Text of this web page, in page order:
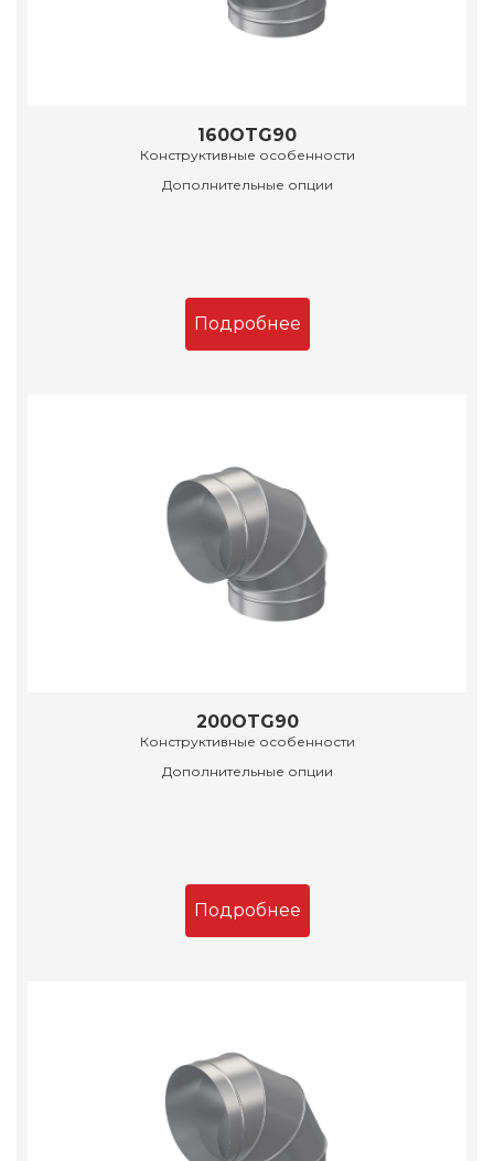
160OTG90
Конструктивные особенности
Дополнительные опции
Подробнее
200OTG90
Конструктивные особенности
Дополнительные опции
Подробнее